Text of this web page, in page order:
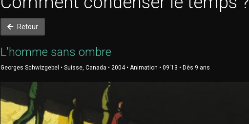
Retour
L'homme sans ombre
Georges Schwizgebel • Suisse, Canada • 2004 • Animation • 09'13 • Dès 9 ans